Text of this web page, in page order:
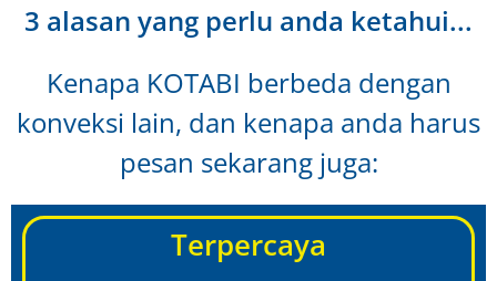
3 alasan yang perlu anda ketahui...
Kenapa KOTABI berbeda dengan
konveksi lain, dan kenapa anda harus
pesan sekarang juga:
Terpercaya